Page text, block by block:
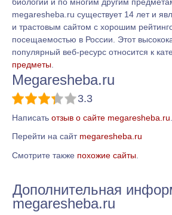
megaresheba.ru существует 14 лет и
и трастовым сайтом с хорошим
посещаемостью в России. Этот
популярный веб-ресурс относится к
предметы
Megaresheba.ru
3.3
Написать отзыв о сайте megaresheba.ru
Перейти на сайт megaresheba.ru
Смотрите также похожие сайты
Дополнительная
megaresheba.ru